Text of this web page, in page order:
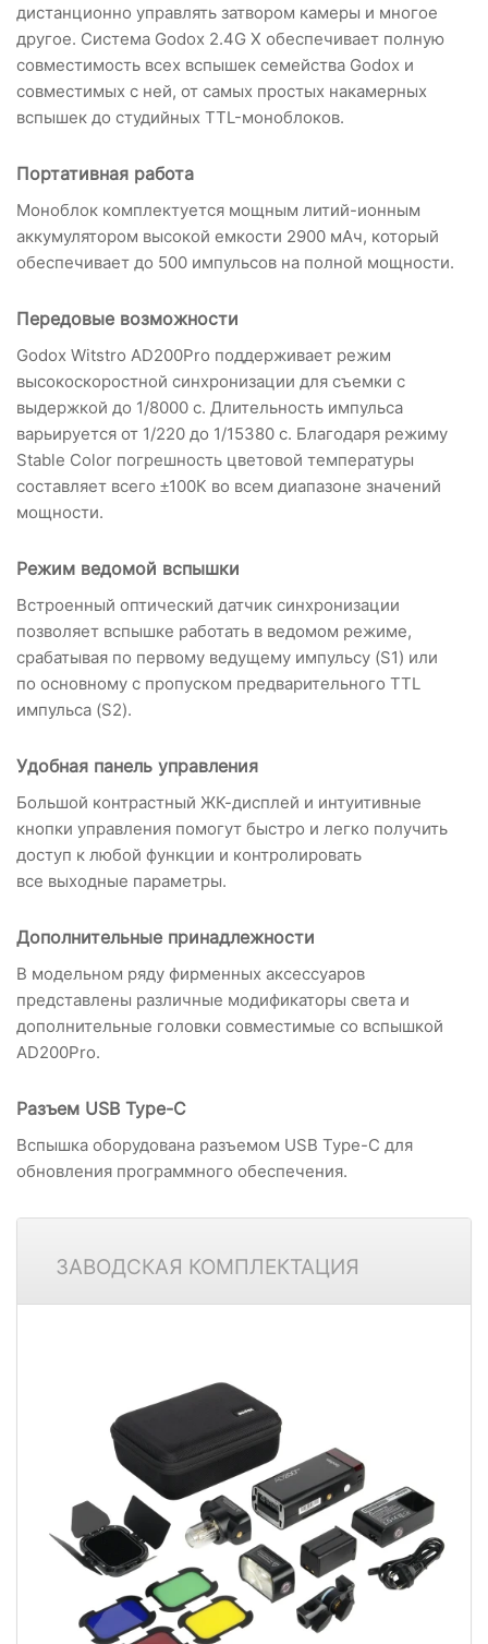
дистанционно управлять затвором камеры и многое
другое. Система Godox 2.4G X обеспечивает полную
совместимость всех вспышек семейства Godox и
совместимых с ней, от самых простых накамерных
вспышек до студийных TTL-моноблоков.
Портативная работа
Моноблок комплектуется мощным литий-ионным
аккумулятором высокой емкости 2900 мАч, который
обеспечивает до 500 импульсов на полной мощности.
Передовые возможности
Godox Witstro AD200Pro поддерживает режим
высокоскоростной синхронизации для съемки с
выдержкой до 1/8000 с. Длительность импульса
варьируется от 1/220 до 1/15380 с. Благодаря режиму
Stable Color погрешность цветовой температуры
составляет всего ±100К во всем диапазоне значений
мощности.
Режим ведомой вспышки
Встроенный оптический датчик синхронизации
позволяет вспышке работать в ведомом режиме,
срабатывая по первому ведущему импульсу (S1) или
по основному с пропуском предварительного TTL
импульса (S2).
Удобная панель управления
Большой контрастный ЖК-дисплей и интуитивные
кнопки управления помогут быстро и легко получить
доступ к любой функции и контролировать
все выходные параметры.
Дополнительные принадлежности
В модельном ряду фирменных аксессуаров
представлены различные модификаторы света и
дополнительные головки совместимые со вспышкой
AD200Pro.
Разъем USB Type-C
Вспышка оборудована разъемом USB Type-C для
обновления программного обеспечения.
ЗАВОДСКАЯ КОМПЛЕКТАЦИЯ